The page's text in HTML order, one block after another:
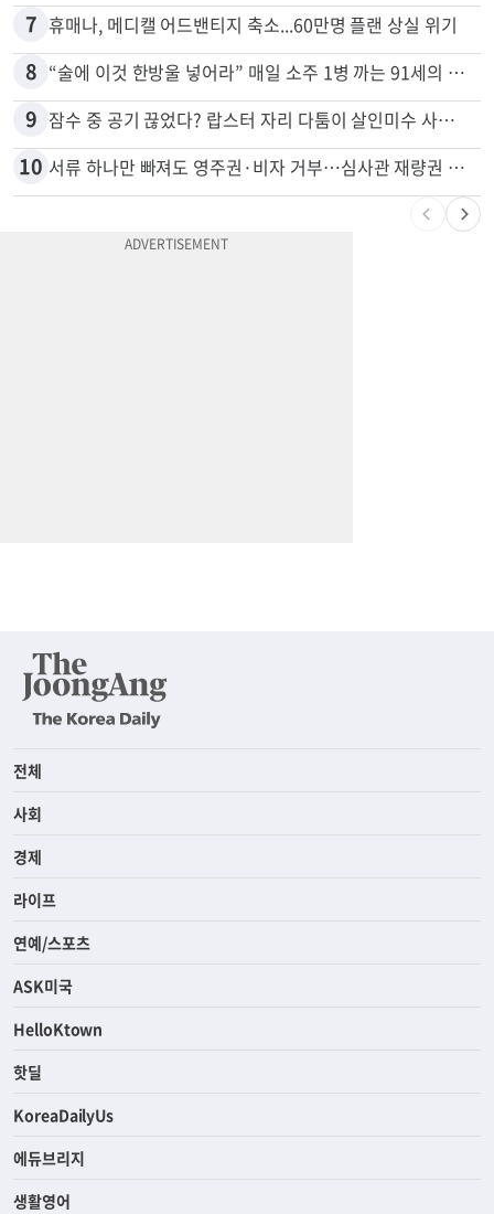
6 광고판 안에 사람이 산다?…LA 거리서 화제
7 휴매나, 메디캘 어드밴티지 축소...60만명 플랜 상실 위기
8 “술에 이것 한방울 넣어라” 매일 소주 1병 까는 91세의 철칙
9 잠수 중 공기 끊었다? 랍스터 자리 다툼이 살인미수 사건으로
서류 하나만 빠져도 영주권·비자 거부…심사관 재량권 대폭 확대
전체
사회
경제
라이프
연예/스포츠
ASK미국
HelloKtown
핫딜
KoreaDailyUs